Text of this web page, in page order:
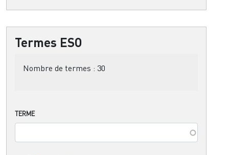
Termes ESO
Nombre de termes : 30
TERME